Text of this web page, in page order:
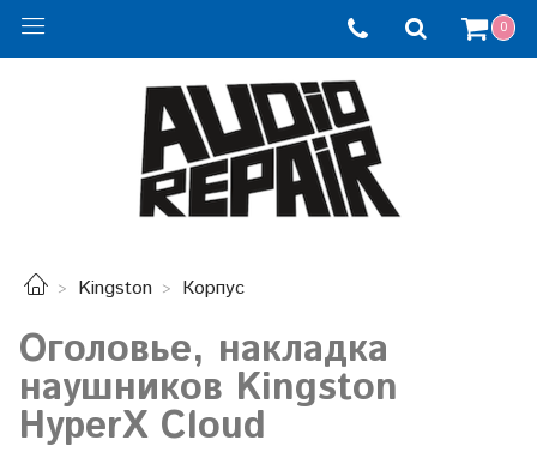
0
Kingston Корпус
Оголовье, накладка
наушников Kingston
HyperX Cloud